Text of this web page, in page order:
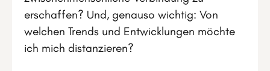
erschaffen? Und, genauso wichtig: Von
welchen Trends und Entwicklungen möchte
ich mich distanzieren?